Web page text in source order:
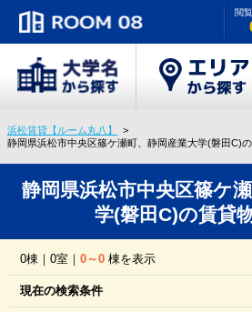
閲
浜松賃貸【ルーム丸八】
静岡県浜松市中央区篠ケ瀬町、静岡産業大学(磐田C)
静岡県浜松市中央区篠ケ
学(磐田C)の賃貸
0棟｜0室｜0～0 棟を表示
現在の検索条件